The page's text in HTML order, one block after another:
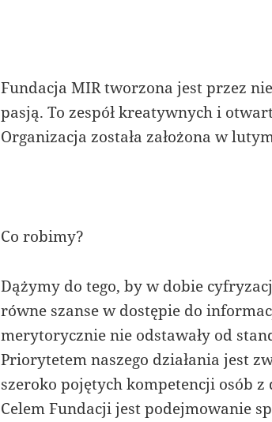
Fundacja MIR tworzona jest przez
pasją. To zespół kreatywnych i
Organizacja została założona w
Co robimy?
Dążymy do tego, by w dobie
równe szanse w dostępie do
merytorycznie nie odstawały od
Priorytetem naszego działania jest
szeroko pojętych kompetencji osób
Celem Fundacji jest podejmowanie